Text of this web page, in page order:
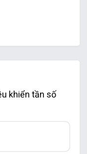
khiển tần số